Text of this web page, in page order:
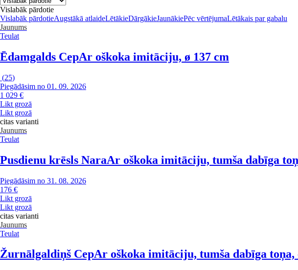
Vislabāk pārdotie
Vislabāk pārdotieAugstākā atlaideLētākieDārgākieJaunākiePēc vērtējumaLētākais par gabalu
Jaunums
Teulat
Ēdamgalds CepAr oškoka imitāciju, ø 137 cm
(25)
Piegādāsim no 01. 09. 2026
1 029 €
Likt grozā
Likt grozā
citas varianti
Jaunums
Teulat
Pusdienu krēsls NaraAr oškoka imitāciju, tumša dabīga
Piegādāsim no 31. 08. 2026
176 €
Likt grozā
Likt grozā
citas varianti
Jaunums
Teulat
Žurnālgaldiņš CepAr oškoka imitāciju, tumša dabīga toņa,